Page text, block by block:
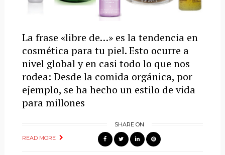
La frase «libre de…» es la tendencia en
cosmética para tu piel. Esto ocurre a
nivel global y en casi todo lo que nos
rodea: Desde la comida orgánica, por
ejemplo, se ha hecho un estilo de vida
para millones
READ MORE
SHARE ON